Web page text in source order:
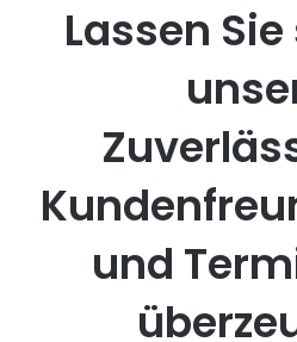
Lassen
und